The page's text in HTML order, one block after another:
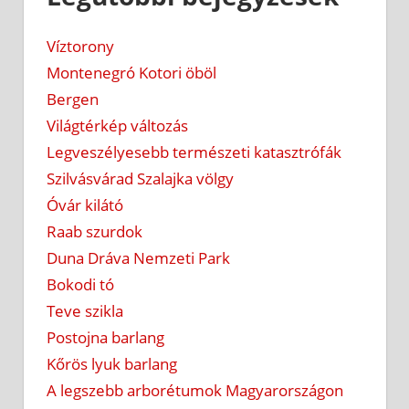
Víztorony
Montenegró Kotori öböl
Bergen
Világtérkép változás
Legveszélyesebb természeti katasztrófák
Szilvásvárad Szalajka völgy
Óvár kilátó
Raab szurdok
Duna Dráva Nemzeti Park
Bokodi tó
Teve szikla
Postojna barlang
Kőrös lyuk barlang
A legszebb arborétumok Magyarországon